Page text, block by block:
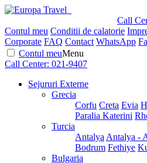
Call
Contul meu Conditii de calatorie
Corporate FAQ Contact WhatsApp
Contul meuMenu
Call Center: 021-9407
Sejururi Externe
Grecia
Corfu Creta Evia
Paralia Katerini
Turcia
Antalya Antalya -
Bodrum Fethiye
Bulgaria